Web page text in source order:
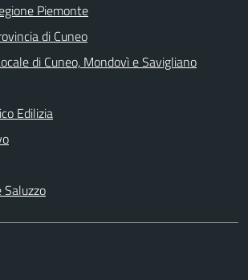
Piemonte
di Cuneo
di Cuneo, Mondovì e Savigliano
Edilizia
Saluzzo